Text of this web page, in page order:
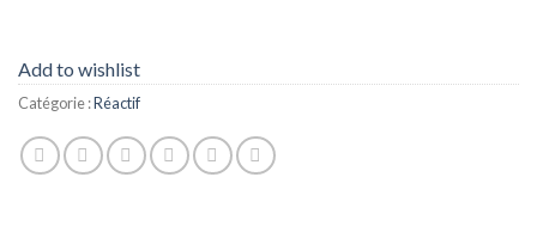
Add to wishlist
Catégorie :Réactif